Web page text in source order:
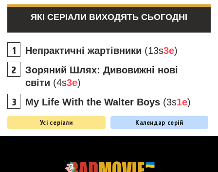
ЯКІ СЕРІАЛИ ВИХОДЯТЬ СЬОГОДНІ
Непрактичні жартівники (13s3e)
Зоряний Шлях: Дивовижні нові
світи (4s3e)
My Life With the Walter Boys (3s1e)
Усі серіали Календар серій